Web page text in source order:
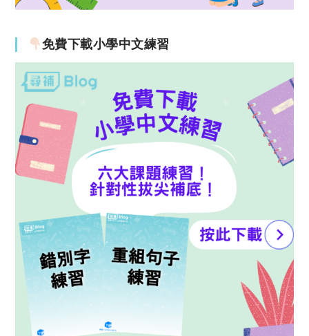
免費下載小學中文練習